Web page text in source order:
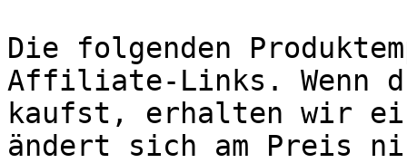
Die folgenden
Affiliate-Links. Wenn
kaufst, erhalten wir
ändert sich am Preis